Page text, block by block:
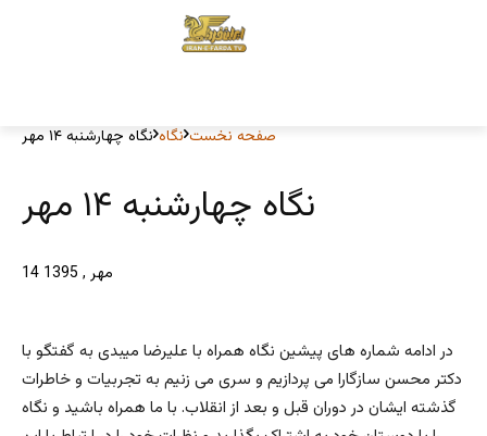
صفحه نخست نگاه نگاه چهارشنبه ۱۴ مهر
نگاه چهارشنبه ۱۴ مهر
14 مهر , 1395
در ادامه شماره های پیشین نگاه همراه با علیرضا میبدی به گفتگو با
دکتر محسن سازگارا می پردازیم و سری می زنیم به تجربیات و خاطرات
گذشته ایشان در دوران قبل و بعد از انقلاب. با ما همراه باشید و نگاه